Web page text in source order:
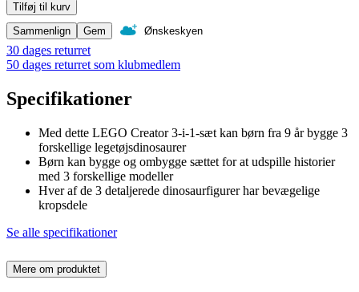
Tilføj til kurv
Sammenlign
Gem Ønskeskyen
30 dages returret
50 dages returret som klubmedlem
Specifikationer
Med dette LEGO Creator 3-i-1-sæt kan børn fra 9 år bygge 3
forskellige legetøjsdinosaurer
Børn kan bygge og ombygge sættet for at udspille historier
med 3 forskellige modeller
Hver af de 3 detaljerede dinosaurfigurer har bevægelige
kropsdele
Se alle specifikationer
Mere om produktet